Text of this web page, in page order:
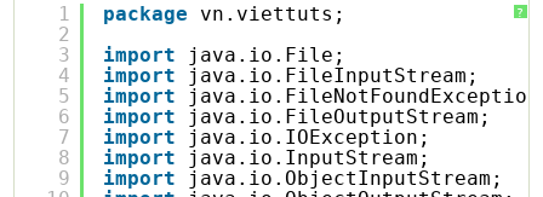
?
1
2
3
4
5
6
7
8
9
package
vn.viettuts;
import
java.io.File;
import
java.io.FileInputStream;
import
import
java.io.FileOutputStream;
import
java.io.IOException;
import
java.io.InputStream;
import
java.io.ObjectInputStream;